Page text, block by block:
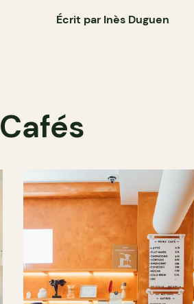
Écrit par Inès Duguen
Cafés